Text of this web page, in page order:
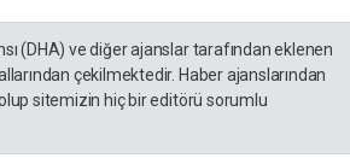
(DHA) ve diğer ajanslar tarafından eklenen
çekilmektedir. Haber ajanslarından
sitemizin hiç bir editörü sorumlu